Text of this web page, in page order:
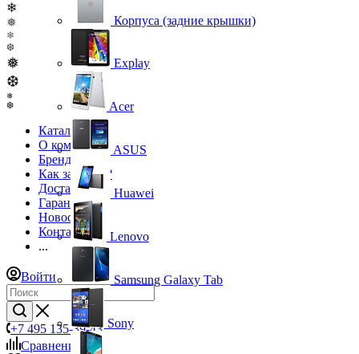
❄
❅
❄
❆
❅
❆
❄
❆
Каталог
О компании
Бренды
Как заказать?
Доставка
Гарантия
Новости
Контакты
...
Войти
+7 495 135-39-43
Сравнение
0
Корпуса (задние крышки)
Explay
Acer
ASUS
Huawei
Lenovo
Samsung Galaxy Tab
Sony